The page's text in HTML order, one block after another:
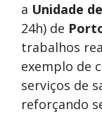
a Unidade
24h) de
trabalhos
exemplo de
serviços de
reforçando